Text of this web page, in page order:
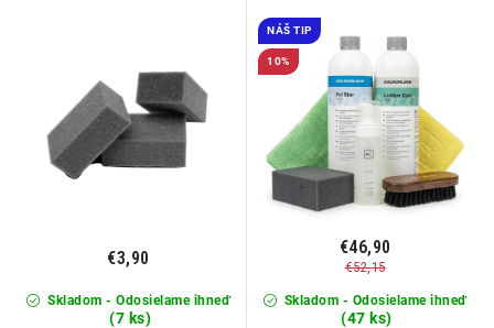
Skladom - Odosielame ihneď
(7 ks)
€3,90
NÁŠ TIP
10%
Skladom - Odosielame ihneď
(47 ks)
€46,90
€52,15